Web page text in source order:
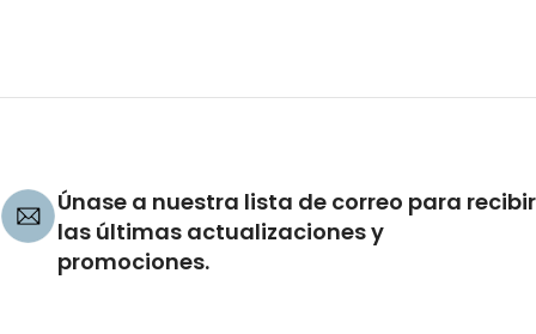
Únase a nuestra lista de correo para recibir
las últimas actualizaciones y
promociones.